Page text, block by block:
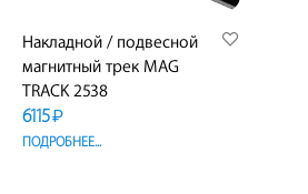
Накладной / подвесной
магнитный трек MAG
TRACK 2538
6115₽
ПОДРОБНЕЕ...